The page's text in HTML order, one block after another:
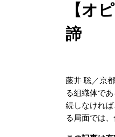
【オ
諦
藤井 聡／京
る組織体で
続しなけれ
る局面では